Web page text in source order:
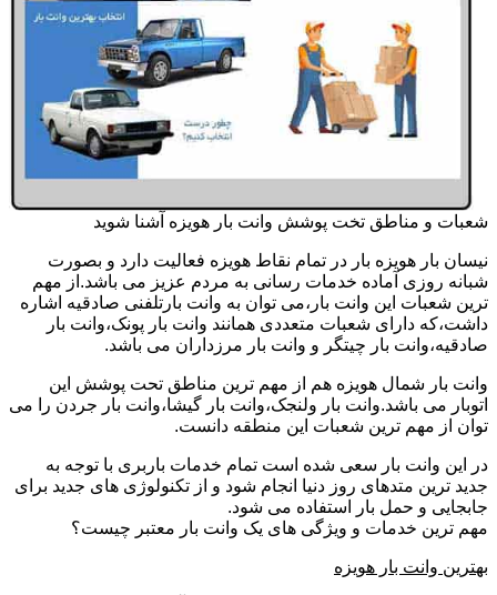
شعبات و مناطق تخت پوشش وانت بار هویزه آشنا شوید
نیسان بار هویزه بار در تمام نقاط هویزه فعالیت دارد و بصورت
شبانه روزی آماده خدمات رسانی به مردم عزیز می باشد.از مهم
ترین شعبات این وانت بار،می توان به وانت بارتلفنی صادقیه اشاره
داشت،که دارای شعبات متعددی همانند وانت بار پونک،وانت بار
صادقیه،وانت بار چیتگر و وانت بار مرزداران می باشد.
وانت بار شمال هویزه هم از مهم ترین مناطق تحت پوشش این
اتوبار می باشد.وانت بار ولنجک،وانت بار گیشا،وانت بار جردن را می
توان از مهم ترین شعبات این منطقه دانست.
در این وانت بار سعی شده است تمام خدمات باربری با توجه به
جدید ترین متدهای روز دنیا انجام شود و از تکنولوژی های جدید برای
جابجایی و حمل بار استفاده می شود.
مهم ترین خدمات و ویژگی های یک وانت بار معتبر چیست؟
بهترین وانت بار هویزه